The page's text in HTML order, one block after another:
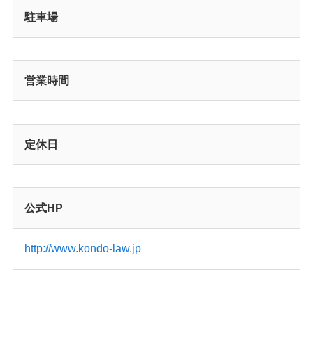
駐車場
営業時間
定休日
公式HP
http://www.kondo-law.jp